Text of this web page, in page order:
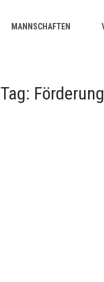
MANNSCHAFTEN
Tag: Förderung